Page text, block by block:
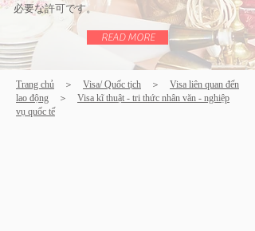
必要な許可です​。
READ MORE
Trang chủ ＞ Visa/ Quốc tịch ＞ Visa liên quan đến
lao động ＞ Visa kĩ thuật - tri thức nhân văn - nghiệp
vụ quốc tế